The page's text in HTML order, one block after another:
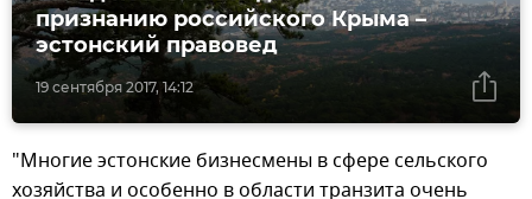
19 сентября 2017, 14:12
признанию российского Крыма –
эстонский правовед
"Многие эстонские бизнесмены в сфере сельского
хозяйства и особенно в области транзита очень